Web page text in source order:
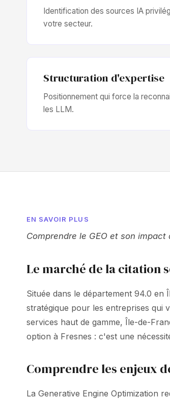
Identification des sources IA
votre secteur.
Structuration d'expertise
Positionnement qui force la
les LLM.
EN SAVOIR PLUS
Comprendre le GEO et son
Le marché de la citation
Située dans le département 94.0 en
stratégique pour les entreprises qui
services haut de gamme, Île-de-
option à Fresnes : c'est une
Comprendre les enjeux
La Generative Engine Optimization